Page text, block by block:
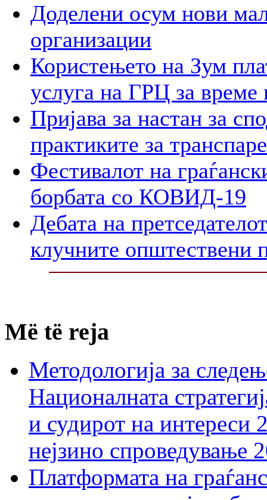
Доделени осум нови
организации
Користењето на Зум
услуга на ГРЦ за време
Пријава за настан за
практиките за
Фестивалот на
борбата со КОВИД-19
Дебата на
клучните општествени
Më të reja
Методологија за
Националната
и судирот на интереси
нејзино спроведување
Платформата на